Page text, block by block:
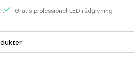
Gratis professionel LED rådgivning